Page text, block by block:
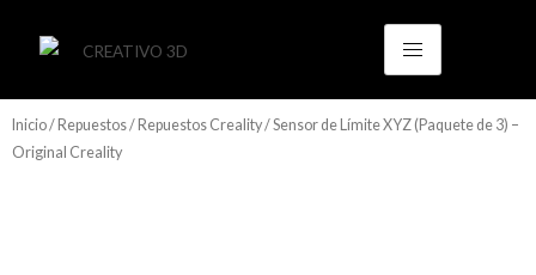
Inicio/ Repuestos/ Repuestos Creality/ Sensor de Límite XYZ (Paquete de 3) –
Original Creality